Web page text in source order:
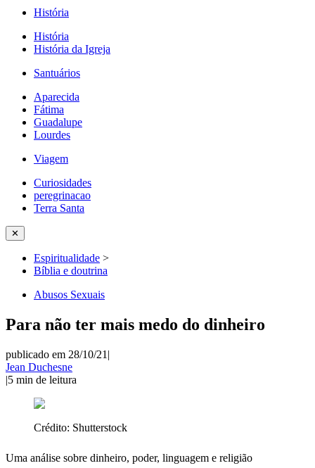
História
História
História da Igreja
Santuários
Aparecida
Fátima
Guadalupe
Lourdes
Viagem
Curiosidades
peregrinacao
Terra Santa
✕
Espiritualidade >
Bíblia e doutrina
Abusos Sexuais
Para não ter mais medo do dinheiro
publicado em 28/10/21 |
Jean Duchesne
|5 min de leitura
Crédito: Shutterstock
Uma análise sobre dinheiro, poder, linguagem e religião